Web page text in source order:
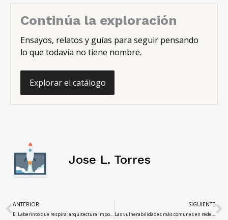
Continúa la exploración
Ensayos, relatos y guías para seguir pensando
lo que todavía no tiene nombre.
Explorar el catálogo
Jose L. Torres
ANTERIOR
El Laberinto que respira: arquitectura imposible y conciencia fragmentada
SIGUIENTE
Las vulnerabilidades más comunes en redes Wi-Fi y cómo prevenirlas